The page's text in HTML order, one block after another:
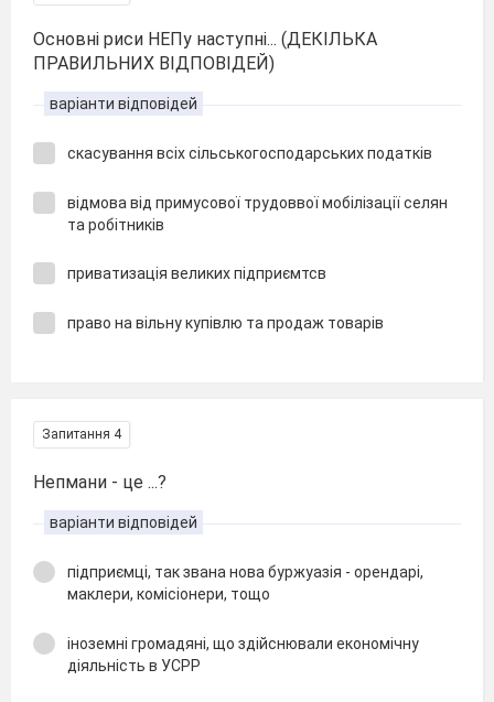
Основні риси НЕПу наступні... (ДЕКІЛЬКА
ПРАВИЛЬНИХ ВІДПОВІДЕЙ)
варіанти відповідей
скасування всіх сільськогосподарських податків
відмова від примусової трудоввої мобілізації селян
та робітників
приватизація великих підприємтсв
право на вільну купівлю та продаж товарів
Запитання 4
Непмани - це ...?
варіанти відповідей
підприємці, так звана нова буржуазія - орендарі,
маклери, комісіонери, тощо
іноземні громадяні, що здійснювали економічну
діяльність в УСРР